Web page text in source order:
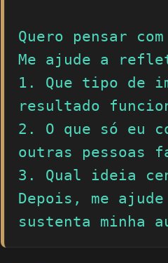
Quero pensar
Me ajude a
1. Que tipo de
resultado
2. O que só eu
outras pessoas
3. Qual ideia
Depois, me
sustenta minha